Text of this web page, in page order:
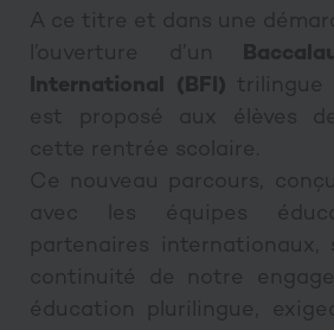
A ce titre et dans une
l’ouverture d’un
International (BFI) trilingue
est proposé aux élèves
cette rentrée scolaire.
Ce nouveau parcours,
avec les équipes
partenaires internationaux,
continuité de notre
éducation plurilingue,